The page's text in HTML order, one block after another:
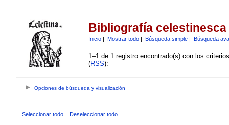
Bibliografía celestinesca
Inicio| Mostrar todo| Búsqueda simple| Búsqueda
1–1 de 1 registro encontrado(s) con los
(RSS):
Opciones de búsqueda y visualización
Seleccionar todo Deseleccionar todo